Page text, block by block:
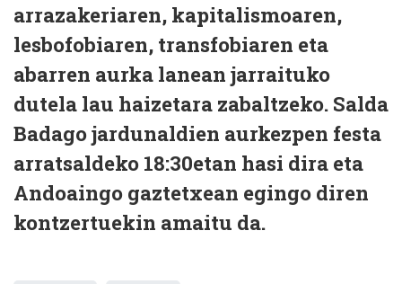
arrazakeriaren, kapitalismoaren,
lesbofobiaren, transfobiaren eta
abarren aurka lanean jarraituko
dutela lau haizetara zabaltzeko. Salda
Badago jardunaldien aurkezpen festa
arratsaldeko 18:30etan hasi dira eta
Andoaingo gaztetxean egingo diren
kontzertuekin amaitu da.